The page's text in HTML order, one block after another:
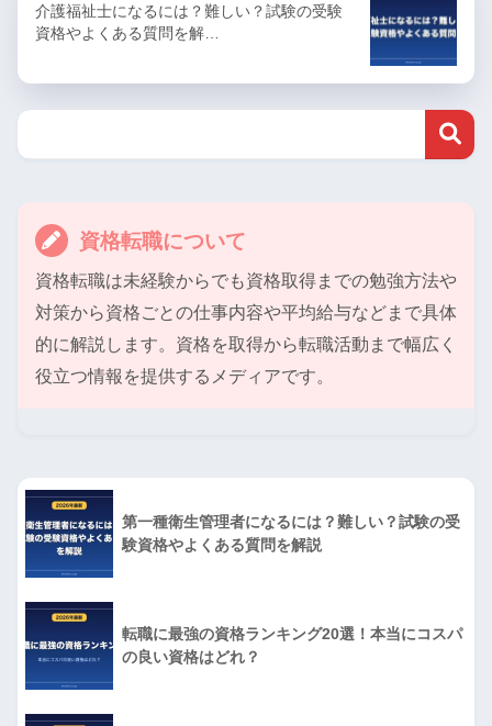
介護福祉士になるには？難しい？試験の受験
資格やよくある質問を解…
資格転職について
資格転職は未経験からでも資格取得までの勉強方法や
対策から資格ごとの仕事内容や平均給与などまで具体
的に解説します。資格を取得から転職活動まで幅広く
役立つ情報を提供するメディアです。
第一種衛生管理者になるには？難しい？試験の受
験資格やよくある質問を解説
転職に最強の資格ランキング20選！本当にコスパ
の良い資格はどれ？